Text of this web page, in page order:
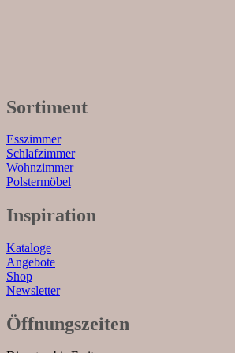
Sortiment
Esszimmer
Schlafzimmer
Wohnzimmer
Polstermöbel
Inspiration
Kataloge
Angebote
Shop
Newsletter
Öffnungszeiten